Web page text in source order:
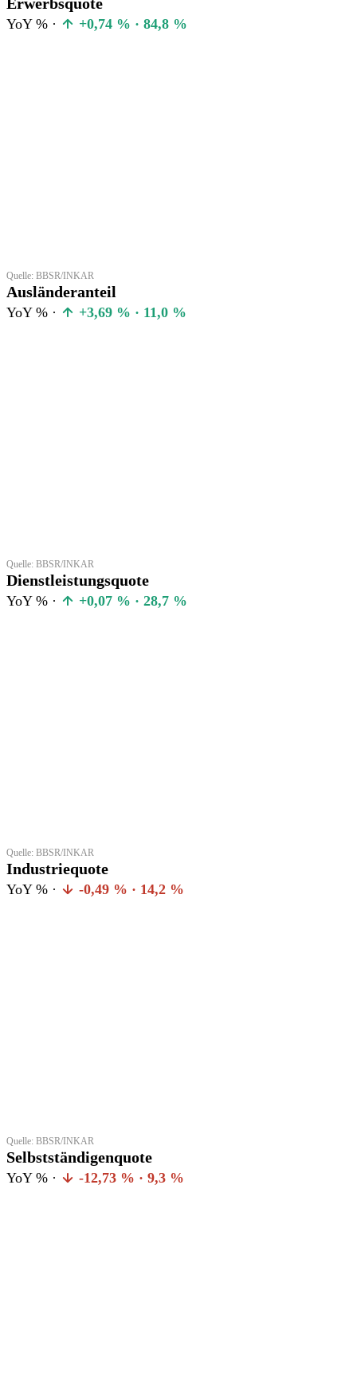
YoY % · +0,74 % · 84,8 %
Quelle: BBSR/INKAR
Ausländeranteil
YoY % · +3,69 % · 11,0 %
Quelle: BBSR/INKAR
Dienstleistungsquote
YoY % · +0,07 % · 28,7 %
Quelle: BBSR/INKAR
Industriequote
YoY % · -0,49 % · 14,2 %
Quelle: BBSR/INKAR
Selbstständigenquote
YoY % · -12,73 % · 9,3 %